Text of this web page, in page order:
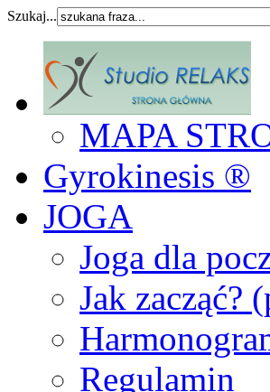
Szukaj...
MAPA
Gyrokinesis ®
JOGA
Joga dla
Jak zacząć?
Regulamin